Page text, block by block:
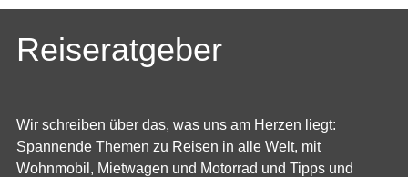
Reiseratgeber
Wir schreiben über das, was uns am Herzen liegt:
Spannende Themen zu Reisen in alle Welt, mit
Wohnmobil, Mietwagen und Motorrad und Tipps und